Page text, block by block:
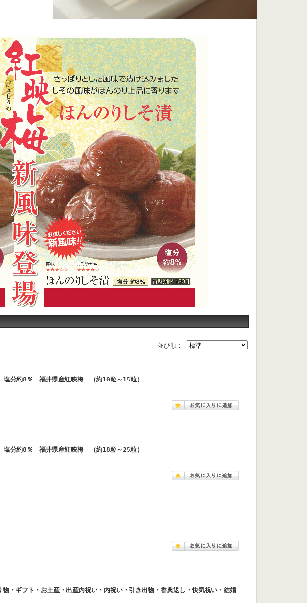
並び順：
分約8％ 福井県産紅映梅 （約10粒～15粒）
分約8％ 福井県産紅映梅 （約18粒～25粒）
ギフト・お土産・出産内祝い・内祝い・引き出物・香典返し・快気祝い・結婚